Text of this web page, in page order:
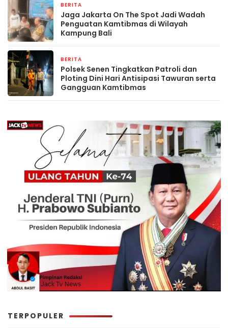
BERITA
Jaga Jakarta On The Spot Jadi Wadah
Penguatan Kamtibmas di Wilayah
Kampung Bali
BERITA
Polsek Senen Tingkatkan Patroli dan
Ploting Dini Hari Antisipasi Tawuran serta
Gangguan Kamtibmas
TERPOPULER